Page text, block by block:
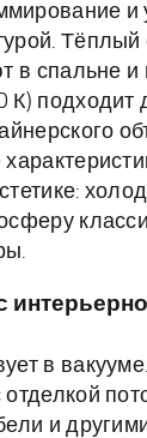
и
Тёплый
в спальне и
К) подходит
в
и